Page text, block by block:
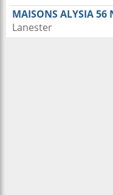
MAISONS ALYSIA 56
Lanester